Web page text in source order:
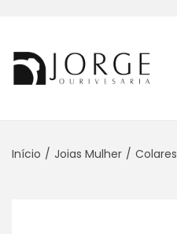
Início / Joias Mulher / Colares